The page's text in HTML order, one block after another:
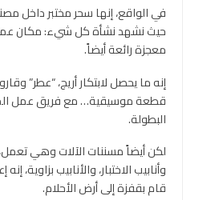
في الواقع، إنها سحر مختبر داخل
حيث نشهد نشأة كل شيء: مكان
معجزة رائعة أيضاً.
إنه ما يحصل لابتكار أريج، “عطر”
قطعة موسيقية… مع فريق عمل
البطولة.
لكن أيضاً مسننات الآلات وهي
وأنابيب الاختبار، والأنابيب بزاوية،
قام بقفزة إلى أرض الأحلام.